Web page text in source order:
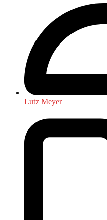
Lutz Meyer